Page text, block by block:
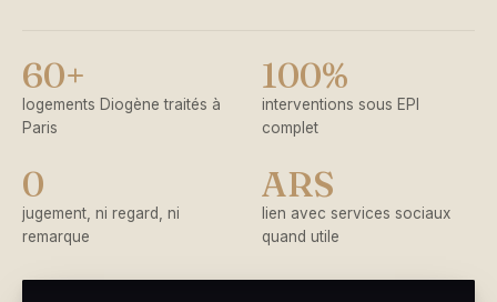
60+
logements Diogène traités à
Paris
100%
interventions sous EPI
complet
0
jugement, ni regard, ni
remarque
ARS
lien avec services sociaux
quand utile